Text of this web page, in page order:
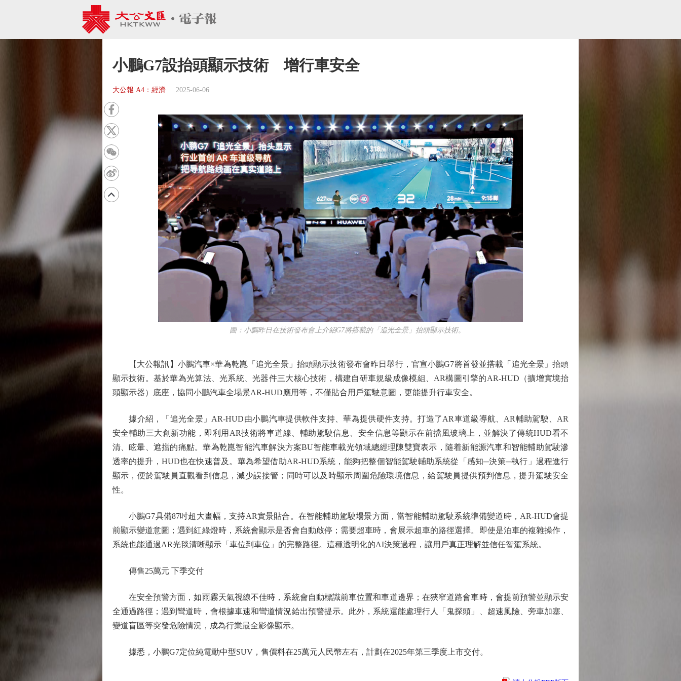
小鵬G7設抬頭顯示技術 增行車安全
大公報 A4：經濟 2025-06-06
圖：小鵬昨日在技術發布會上介紹G7將搭載的「追光全景」抬頭顯示技術。
【大公報訊】小鵬汽車×華為乾崑「追光全景」抬頭顯示技術發布會昨日舉行，官宣小鵬G7將首發並搭載「追光全景」抬頭
顯示技術。基於華為光算法、光系統、光器件三大核心技術，構建自研車規級成像模組、AR構圖引擎的AR-HUD（擴增實境抬
頭顯示器）底座，協同小鵬汽車全場景AR-HUD應用等，不僅貼合用戶駕駛意圖，更能提升行車安全。
據介紹，「追光全景」AR-HUD由小鵬汽車提供軟件支持、華為提供硬件支持。打造了AR車道級導航、AR輔助駕駛、AR
安全輔助三大創新功能，即利用AR技術將車道線、輔助駕駛信息、安全信息等顯示在前擋風玻璃上，並解決了傳統HUD看不
清、眩暈、遮擋的痛點。華為乾崑智能汽車解決方案BU智能車載光領域總經理陳雙寶表示，隨着新能源汽車和智能輔助駕駛滲
透率的提升，HUD也在快速普及。華為希望借助AR-HUD系統，能夠把整個智能駕駛輔助系統從「感知─決策─執行」過程進行
顯示，便於駕駛員直觀看到信息，減少誤接管；同時可以及時顯示周圍危險環境信息，給駕駛員提供預判信息，提升駕駛安全
性。
小鵬G7具備87吋超大畫幅，支持AR實景貼合。在智能輔助駕駛場景方面，當智能輔助駕駛系統準備變道時，AR-HUD會提
前顯示變道意圖；遇到紅綠燈時，系統會顯示是否會自動啟停；需要超車時，會展示超車的路徑選擇。即使是泊車的複雜操作，
系統也能通過AR光毯清晰顯示「車位到車位」的完整路徑。這種透明化的AI決策過程，讓用戶真正理解並信任智駕系統。
傳售25萬元 下季交付
在安全預警方面，如雨霧天氣視線不佳時，系統會自動標識前車位置和車道邊界；在狹窄道路會車時，會提前預警並顯示安
全通過路徑；遇到彎道時，會根據車速和彎道情況給出預警提示。此外，系統還能處理行人「鬼探頭」、超速風險、旁車加塞、
變道盲區等突發危險情況，成為行業最全影像顯示。
據悉，小鵬G7定位純電動中型SUV，售價料在25萬元人民幣左右，計劃在2025年第三季度上市交付。